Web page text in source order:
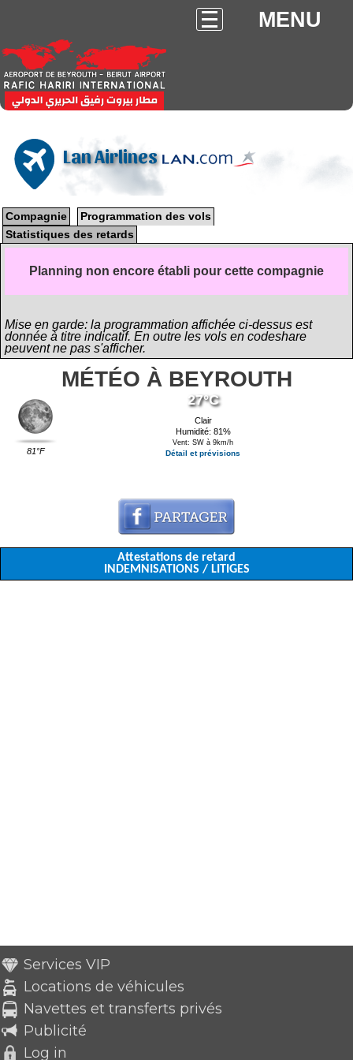
MENU
Lan Airlines
Compagnie
Programmation des vols
Statistiques des retards
Planning non encore établi pour cette compagnie
Mise en garde: la programmation affichée ci-dessus est
donnée à titre indicatif. En outre les vols en codeshare
peuvent ne pas s'afficher.
MÉTÉO À BEYROUTH
81°F
27°C
Clair
Humidité: 81%
Vent: SW à 9km/h
Détail et prévisions
Attestations de retard
INDEMNISATIONS / LITIGES
Services VIP
Locations de véhicules
Navettes et transferts privés
Publicité
Log in